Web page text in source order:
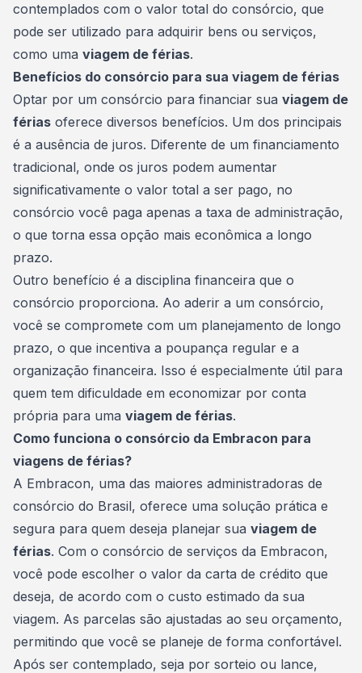
contemplados com o valor total do consórcio, que
pode ser utilizado para adquirir bens ou serviços,
como uma viagem de férias.
Benefícios do consórcio para sua viagem de férias
Optar por um consórcio para financiar sua viagem de
férias oferece diversos benefícios. Um dos principais
é a ausência de juros. Diferente de um financiamento
tradicional, onde os juros podem aumentar
significativamente o valor total a ser pago, no
consórcio você paga apenas a taxa de administração,
o que torna essa opção mais econômica a longo
prazo.
Outro benefício é a disciplina financeira que o
consórcio proporciona. Ao aderir a um consórcio,
você se compromete com um planejamento de longo
prazo, o que incentiva a poupança regular e a
organização financeira. Isso é especialmente útil para
quem tem dificuldade em economizar por conta
própria para uma viagem de férias.
Como funciona o consórcio da Embracon para
viagens de férias?
A Embracon, uma das maiores administradoras de
consórcio do Brasil, oferece uma solução prática e
segura para quem deseja planejar sua viagem de
férias. Com o consórcio de serviços da Embracon,
você pode escolher o valor da carta de crédito que
deseja, de acordo com o custo estimado da sua
viagem. As parcelas são ajustadas ao seu orçamento,
permitindo que você se planeje de forma confortável.
Após ser contemplado, seja por sorteio ou lance,